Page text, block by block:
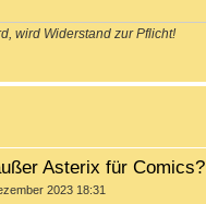
wird Widerstand zur Pflicht!
Asterix für Comics?
2023 18:31